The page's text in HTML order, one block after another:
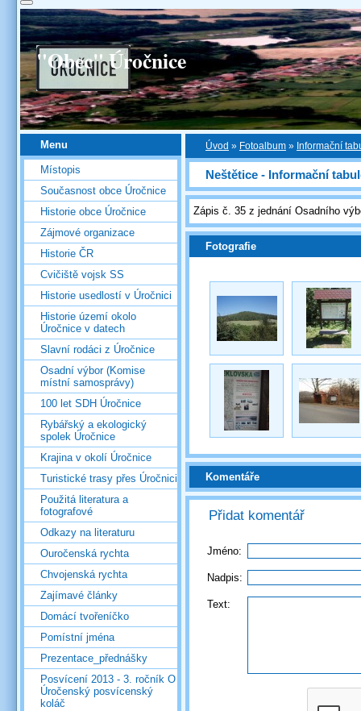
"Obec" Úročnice
Úvod » Fotoalbum » Informační
Neštětice - Informační
Zápis č. 35 z jednání Osadního
Fotografie
Komentáře
Přidat komentář
Jméno:
Nadpis:
Text:
Menu
Místopis
Současnost obce Úročnice
Historie obce Úročnice
Zájmové organizace
Historie ČR
Cvičiště vojsk SS
Historie usedlostí v Úročnici
Historie území okolo
Úročnice v datech
Slavní rodáci z Úročnice
Osadní výbor (Komise
místní samosprávy)
100 let SDH Úročnice
Rybářský a ekologický
spolek Úročnice
Krajina v okolí Úročnice
Turistické trasy přes Úročnici
Použitá literatura a
fotografové
Odkazy na literaturu
Ouročenská rychta
Chvojenská rychta
Zajímavé články
Domácí tvořeníčko
Pomístní jména
Prezentace_přednášky
Posvícení 2013 - 3. ročník O
Úročenský posvícenský
koláč